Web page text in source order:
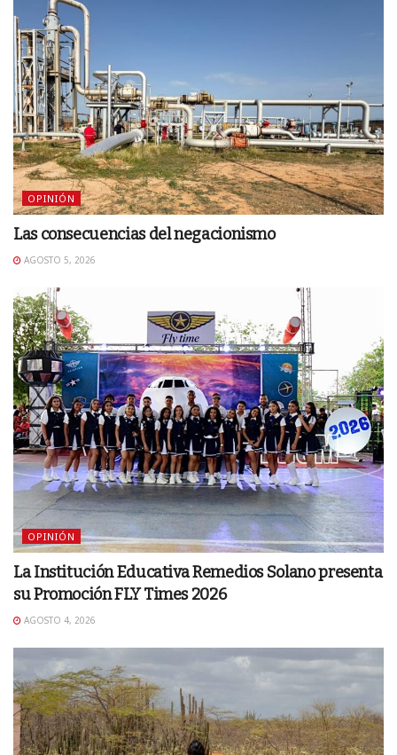
OPINIÓN
Las consecuencias del negacionismo
AGOSTO 5, 2026
OPINIÓN
La Institución Educativa Remedios Solano presenta
su Promoción FLY Times 2026
AGOSTO 4, 2026